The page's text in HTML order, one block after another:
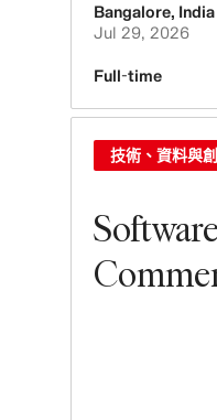
Bangalore, India
Jul 29, 2026
Full-time
技術、資料與